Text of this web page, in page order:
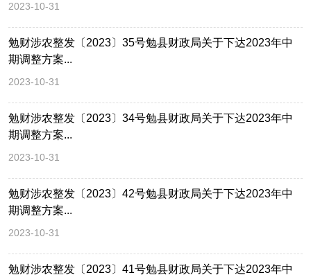
2023-10-31
勉财涉农整发〔2023〕35号勉县财政局关于下达2023年中
期调整方案...
2023-10-31
勉财涉农整发〔2023〕34号勉县财政局关于下达2023年中
期调整方案...
2023-10-31
勉财涉农整发〔2023〕42号勉县财政局关于下达2023年中
期调整方案...
2023-10-31
勉财涉农整发〔2023〕41号勉县财政局关于下达2023年中